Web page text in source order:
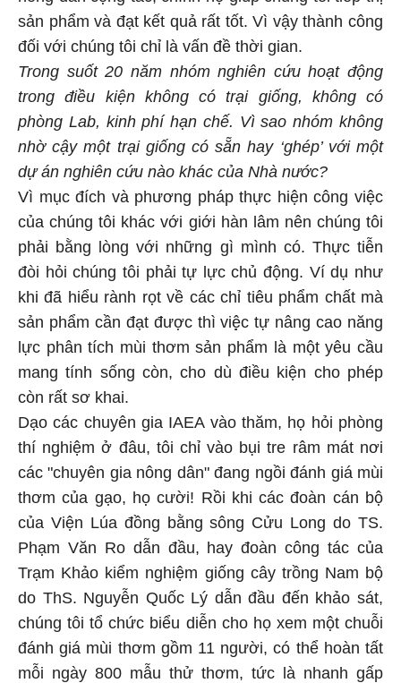
sản phẩm và đạt kết quả rất tốt. Vì vậy thành công
đối với chúng tôi chỉ là vấn đề thời gian.
Trong suốt 20 năm nhóm nghiên cứu hoạt động
trong điều kiện không có trại giống, không có
phòng Lab, kinh phí hạn chế. Vì sao nhóm không
nhờ cậy một trại giống có sẵn hay ‘ghép’ với một
dự án nghiên cứu nào khác của Nhà nước?
Vì mục đích và phương pháp thực hiện công việc
của chúng tôi khác với giới hàn lâm nên chúng tôi
phải bằng lòng với những gì mình có. Thực tiễn
đòi hỏi chúng tôi phải tự lực chủ động. Ví dụ như
khi đã hiểu rành rọt về các chỉ tiêu phẩm chất mà
sản phẩm cần đạt được thì việ̣c tự nâng cao năng
lực phân tích mùi thơm sản phẩm là một yêu cầu
mang tính sống còn, cho dù điều kiện cho phép
còn rất sơ khai.
Dạo các chuyên gia IAEA vào thăm, họ hỏi phòng
thí nghiệm ở đâu, tôi chỉ vào bụi tre râm mát nơi
các "chuyên gia nông dân" đang ngồi đánh giá mùi
thơm của gạo, họ cười! Rồi khi các đoàn cán bộ
của Viện Lúa đồng bằng sông Cửu Long do TS.
Phạm Văn Ro dẫn đầu, hay đoàn công tác của
Trạm Khảo kiểm nghiệm giống cây trồng Nam bộ
do ThS. Nguyễn Quốc Lý dẫn đầu đến khảo sát,
chúng tôi tổ chức biểu diễn cho họ xem một chuỗi
đánh giá mùi thơm gồm 11 người, có thể hoàn tất
mỗi ngày 800 mẫu thử thơm, tức là nhanh gấp